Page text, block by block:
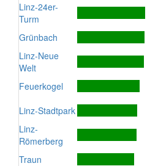
Linz-24er-
Turm
Grünbach
Linz-Neue
Welt
Feuerkogel
Linz-Stadtpark
Linz-
Römerberg
Traun